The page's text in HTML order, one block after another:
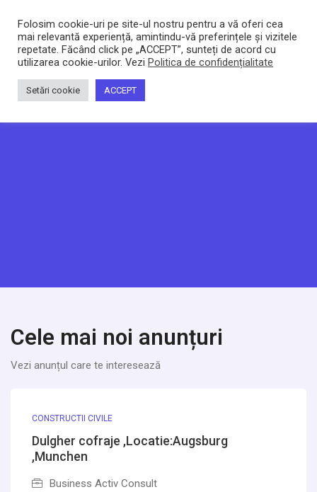
Bacltd
Locuri de munca
Cele mai noi anunțuri
Vezi anunțul care te interesează
CONSTRUCTII CIVILE
Dulgher cofraje ,Locatie:Augsburg
,Munchen
Business Activ Consult
Folosim cookie-uri pe site-ul nostru pentru a vă oferi cea
mai relevantă experiență, amintindu-vă preferințele și vizitele
repetate. Făcând click pe „ACCEPT”, sunteți de acord cu
utilizarea cookie-urilor. Vezi Politica de confidențialitate
Setări cookie ACCEPT